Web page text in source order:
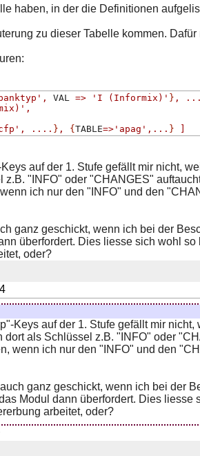
haben, in der die Definitionen
zu dieser Tabelle kommen.
, VAL => 'I (Informix)' } ,
,
, .... } , { TABLE=>'apag' ,... }
auf der 1. Stufe gefällt mir nicht,
"INFO" oder "CHANGES"
ich nur den "INFO" und den
ganz geschickt, wenn ich bei der
überfordert. Dies liesse sich wohl
oder?
Keys auf der 1. Stufe gefällt mir
als Schlüssel z.B. "INFO" oder
wenn ich nur den "INFO" und den
ganz geschickt, wenn ich bei der
Modul dann überfordert. Dies
arbeitet, oder?